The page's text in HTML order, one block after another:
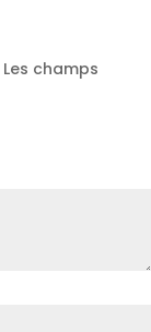
Les champs